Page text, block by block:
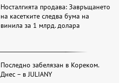
Носталгията продава: Завръщането
на касетките следва бума на
винила за 1 млрд. долара
Последно забелязан в Кореком.
Днес – в JULIANY